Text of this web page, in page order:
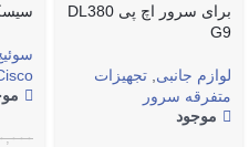
برای سرور اچ پی DL380
G9
لوازم جانبی تجهیزات
متفرقه سرور
موجود